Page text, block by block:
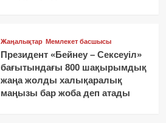
Жаңалықтар Мемлекет басшысы
Президент «Бейнеу – Сексеуіл»
бағытындағы 800 шақырымдық
жаңа жолды халықаралық
маңызы бар жоба деп атады